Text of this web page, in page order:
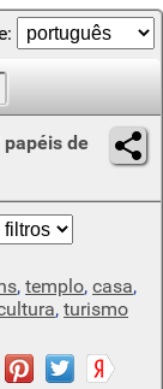
papéis de
, templo, casa,
, turismo